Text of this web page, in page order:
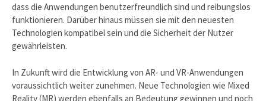
dass die Anwendungen benutzerfreundlich sind und reibungslos
funktionieren. Darüber hinaus müssen sie mit den neuesten
Technologien kompatibel sein und die Sicherheit der Nutzer
gewährleisten.
In Zukunft wird die Entwicklung von AR- und VR-Anwendungen
voraussichtlich weiter zunehmen. Neue Technologien wie Mixed
Reality (MR) werden ebenfalls an Bedeutung gewinnen und noch